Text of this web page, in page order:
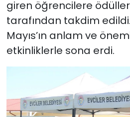
giren öğrencilere
tarafından takdim
Mayıs’ın anlam ve
etkinliklerle sona erdi.